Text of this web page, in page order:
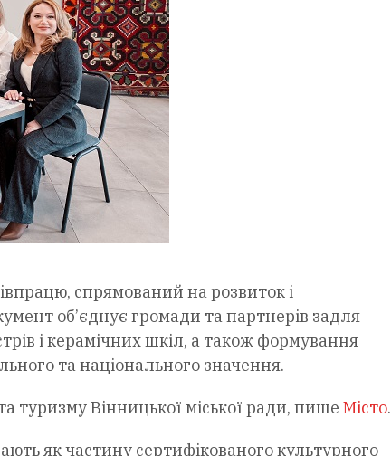
спрямований на розвиток і
об’єднує громади та партнерів задля
і керамічних шкіл, а також формування
та національного значення.
туризму Вінницької міської ради, пише Місто.
як частину сертифікованого культурного